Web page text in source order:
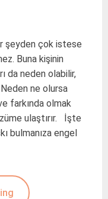
şeyden çok istese
Buna kişinin
da neden olabilir,
ne olursa
farkında olmak
ulaştırır. İşte
bulmanıza engel